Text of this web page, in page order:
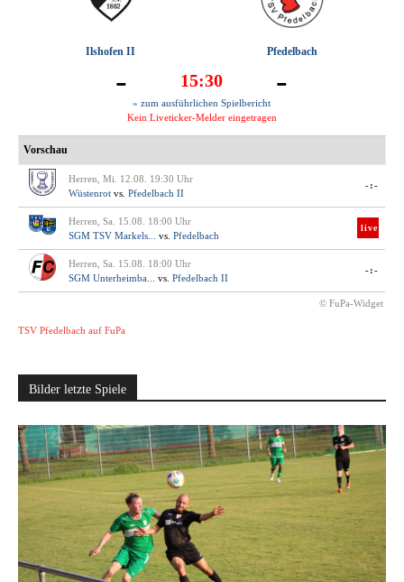
Ilshofen II Pfedelbach
- 15:30 -
» zum ausführlichen Spielbericht
Kein Liveticker-Melder eingetragen
Vorschau
Herren, Mi. 12.08. 19:30 Uhr
Wüstenrot vs. Pfedelbach II
-:-
Herren, Sa. 15.08. 18:00 Uhr
SGM TSV Markels...
vs. Pfedelbach
live
Herren, Sa. 15.08. 18:00 Uhr
SGM Unterheimba...
vs. Pfedelbach II
-:-
© FuPa-Widget
TSV Pfedelbach auf FuPa
Bilder letzte Spiele